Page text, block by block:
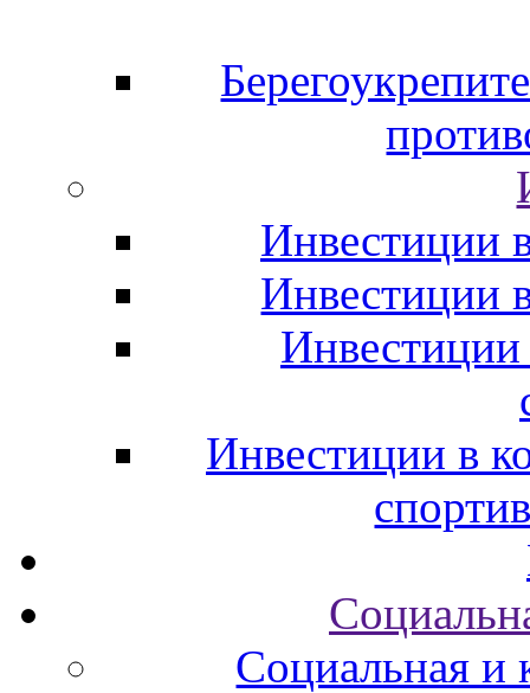
Инвестиции
Инвестиции
Инвестиции в
Социальная и